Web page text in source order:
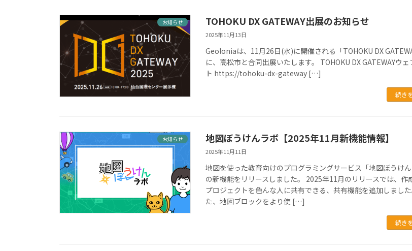
お知らせ TOHOKU DX GATEWAY出展のお知らせ
2025年11月13日
Geoloniaは、11月26日(水)に開催される「TOHOKU DX
に、高松市と合同出展いたします。 TOHOKU DX GATEWAYウェ
ト https://tohoku-dx-gateway […]
続き
お知らせ 地図ぼうけんラボ【2025年11月新機能情報】
2025年11月11日
地図を使った教育向けのプログラミングサービス「地図ぼうけん
の新機能をリリースしました。 2025年11月のリリースでは、作
プロジェクトを色んな人に共有できる、共有機能を追加しまし
た、地図ブロックをより使 […]
続き